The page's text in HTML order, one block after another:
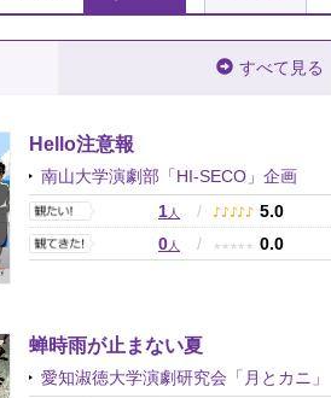
すべて見る
Hello注意報
南山大学演劇部「HI-SECO」企画
1人 / ♪ ♪ ♪ ♪ ♪
5.0
0人 / ★ ★ ★ ★ ★ 0.0
蝉時雨が止まない夏
愛知淑徳大学演劇研究会「月とカニ」